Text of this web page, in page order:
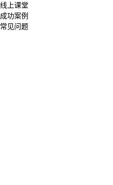
线上课堂
成功案例
常见问题